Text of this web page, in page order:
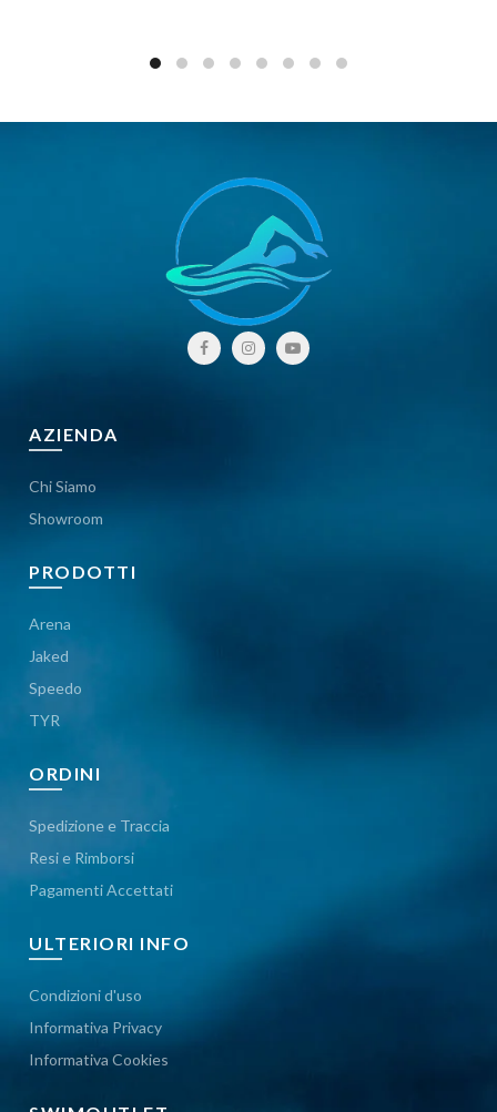
AZIENDA
Chi Siamo
Showroom
PRODOTTI
Arena
Jaked
Speedo
TYR
ORDINI
Spedizione e Traccia
Resi e Rimborsi
Pagamenti Accettati
ULTERIORI INFO
Condizioni d'uso
Informativa Privacy
Informativa Cookies